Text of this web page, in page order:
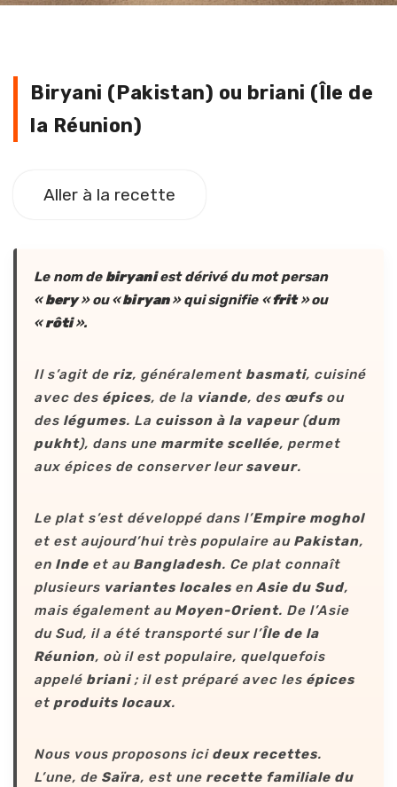
Biryani (Pakistan) ou briani (Île de
la Réunion)
Aller à la recette
Le nom debiryaniest dérivé du mot persan
«bery» ou «biryan» qui signifie «frit» ou
«rôti».
Il s’agit de riz, généralement basmati, cuisiné
avec des épices, de la viande, des œufs ou
des légumes. La cuisson à la vapeur(dum
pukht), dans une marmite scellée, permet
aux épices de conserver leur saveur.
Le plat s’est développé dans l’Empire moghol
et est aujourd’hui très populaire au Pakistan,
en Inde et au Bangladesh. Ce plat connaît
plusieurs variantes locales enAsie du Sud,
mais également au Moyen-Orient. De l’Asie
du Sud, il a été transporté sur l’Île de la
Réunion, où il est populaire, quelquefois
appelé briani; il est préparé avec les épices
et produits locaux.
Nous vous proposons ici deux recettes.
L’une, de Saïra, est une recette familiale du